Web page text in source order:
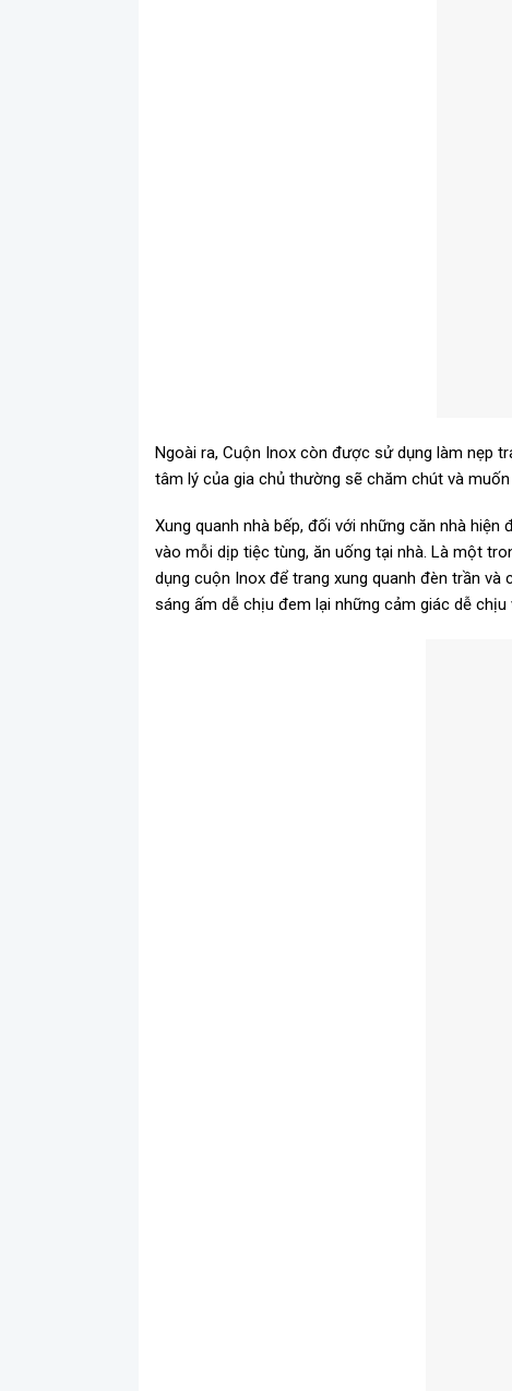
Ngoài ra, Cuộn Inox còn được sử dụng làm nẹp
tâm lý của gia chủ thường sẽ chăm chút và
Xung quanh nhà bếp, đối với những căn nhà
vào mỗi dịp tiệc tùng, ăn uống tại nhà. Là một
dụng cuộn Inox để trang xung quanh đèn trần và
sáng ấm dễ chịu đem lại những cảm giác dễ chịu